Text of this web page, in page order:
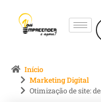
Início
Marketing Digital
Otimização de site: